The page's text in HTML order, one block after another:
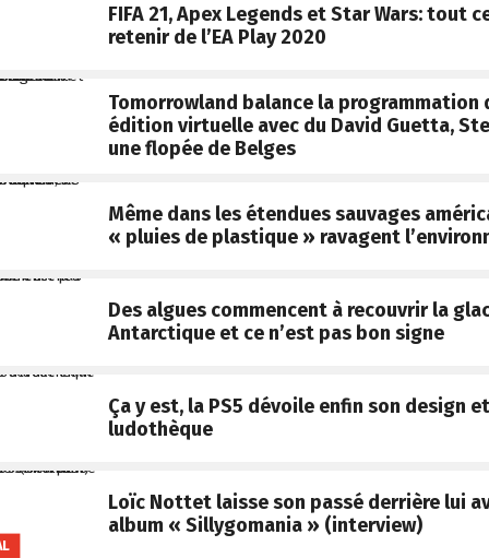
FIFA 21, Apex Legends et Star Wars: tout
retenir de l’EA Play 2020
Tomorrowland balance la programmation
édition virtuelle avec du David Guetta,
une flopée de Belges
Même dans les étendues sauvages
« pluies de plastique » ravagent
Des algues commencent à recouvrir la
Antarctique et ce n’est pas bon signe
Ça y est, la PS5 dévoile enfin son design
ludothèque
Loïc Nottet laisse son passé derrière lui
album « Sillygomania » (interview)